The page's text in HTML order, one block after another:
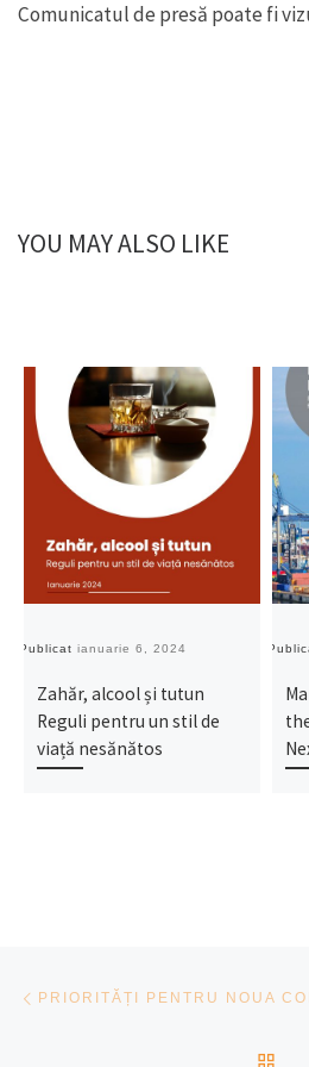
Comunicatul de presă poate fi
YOU MAY ALSO LIKE
Publicatianuarie 6, 2024
Zahăr, alcool și tutun
Reguli pentru un stil de
viață nesănătos